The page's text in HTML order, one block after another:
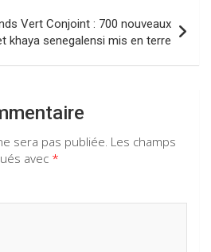
Vert Conjoint : 700 nouveaux
khaya senegalensi mis en terre
sera pas publiée. Les champs
avec *